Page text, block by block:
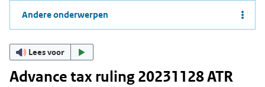
Andere onderwerpen
Lees voor
Advance tax ruling 20231128 ATR